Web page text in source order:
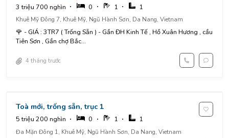
3 triệu 700 nghìn 0 1 1
Khuê Mỹ Đông 7, Khuê Mỹ, Ngũ Hành Sơn, Da Nang, Vietnam
🌹 - GIÁ : 3TR7 ( Trống Sẵn ) - Gần ĐH Kinh Tế , Hồ Xuân Hương , cầu
Tiên Sơn , Gần chợ Bắc...
4 tháng trước
Toà mới, trống sẵn, trục 1
5 triệu 200 nghìn 0 1 1
Đa Mặn Đông 1, Khuê Mỹ, Ngũ Hành Sơn, Da Nang, Vietnam